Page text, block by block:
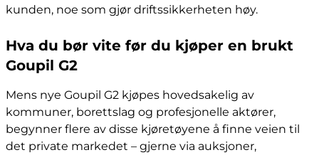
kunden, noe som gjør driftssikkerheten høy.
Hva du bør vite før du kjøper en brukt
Goupil G2
Mens nye Goupil G2 kjøpes hovedsakelig av
kommuner, borettslag og profesjonelle aktører,
begynner flere av disse kjøretøyene å finne veien til
det private markedet – gjerne via auksjoner,